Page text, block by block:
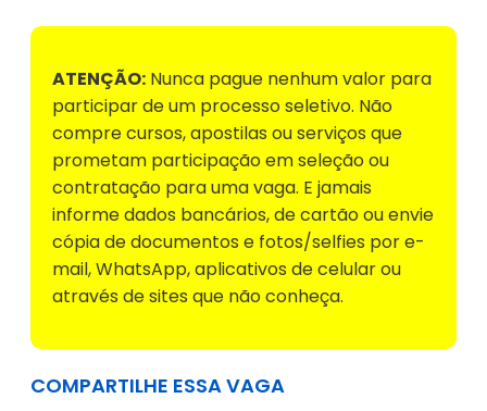
ATENÇÃO: Nunca pague nenhum valor para
participar de um processo seletivo. Não
compre cursos, apostilas ou serviços que
prometam participação em seleção ou
contratação para uma vaga. E jamais
informe dados bancários, de cartão ou envie
cópia de documentos e fotos/selfies por e-
mail, WhatsApp, aplicativos de celular ou
através de sites que não conheça.
COMPARTILHE ESSA VAGA